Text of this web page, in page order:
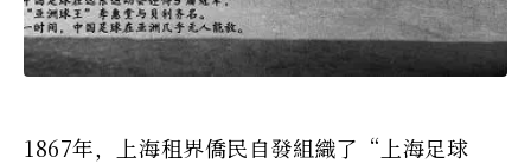
1867年，上海租界僑民自發組織了“上海足球